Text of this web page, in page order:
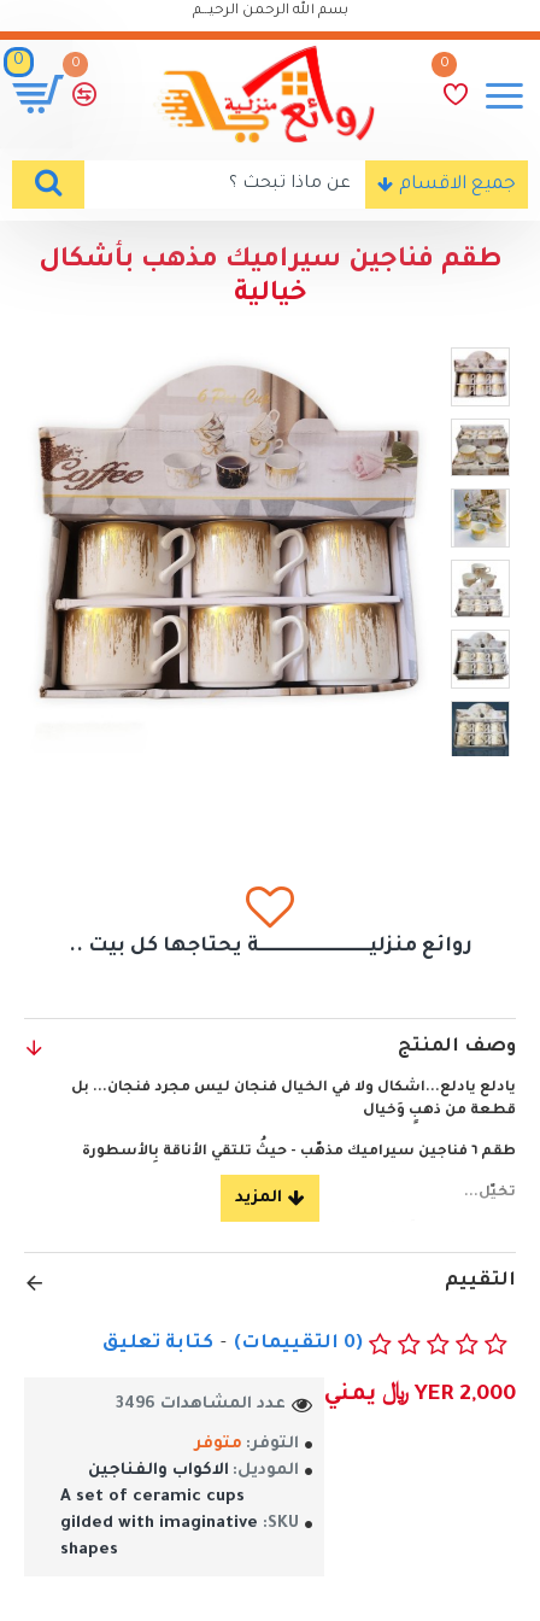
بسم الله الرحمن الرحيـــم
0
0
0
جميع الاقسام
طقم فناجين سيراميك مذهب بأشكال
خيالية
روائع منزليــــــــــــــــــــــــــــــة يحتاجها كل بيت ..
وصف المنتج
يادلع يادلع...اشكال ولا في الخيال فنجان ليس مجرد فنجان... بل
قطعة من ذهبٍ وَخيال
طقم ٦ فناجين سيراميك مذهّب - حيثُ تلتقي الأناقة بِالأسطورة
تخيّل...
السيراميك النقي، بتصميمٍ يخطف الأنفاسِ وَينْبِضُ فخامة. كل
منحنى، كل زخرفة، كل تفصيل... يحكي قصةً مختلفة.
هو للذين يُقَدرون الفن في كوبِ قهوة،
للملوك الذين يبحثون عن لمسةِ ذهبٍ في صباحاتهم،
للمضيفات اللواتي يُردنَ إبهار ضيوفهن بِما يفوق التوقعات.
التقييم
(0 التقييمات) - كتابة تعليق
YER 2,000 ﷼ يمني
التوفر: متوفر
الموديل: الاكواب والفناجين
SKU:
A set of ceramic cups
gilded with imaginative
shapes
عدد المشاهدات 3496